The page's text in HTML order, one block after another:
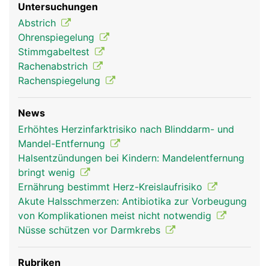
Untersuchungen
Abstrich
Ohrenspiegelung
Stimmgabeltest
Rachenabstrich
Rachenspiegelung
News
Erhöhtes Herzinfarktrisiko nach Blinddarm- und
Mandel-Entfernung
Halsentzündungen bei Kindern: Mandelentfernung
bringt wenig
Ernährung bestimmt Herz-Kreislaufrisiko
Akute Halsschmerzen: Antibiotika zur Vorbeugung
von Komplikationen meist nicht notwendig
Nüsse schützen vor Darmkrebs
Rubriken